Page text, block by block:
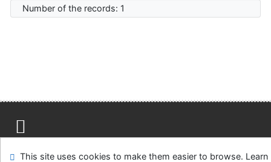
Number of the records: 1
This site uses cookies to make them easier to browse. Learn